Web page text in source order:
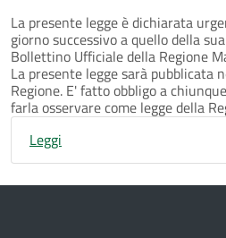
La presente legge è dichiarata
giorno successivo a quello della
Bollettino Ufficiale della Regione
La presente legge sarà pubblicata
Regione. E' fatto obbligo a
farla osservare come legge della
Leggi